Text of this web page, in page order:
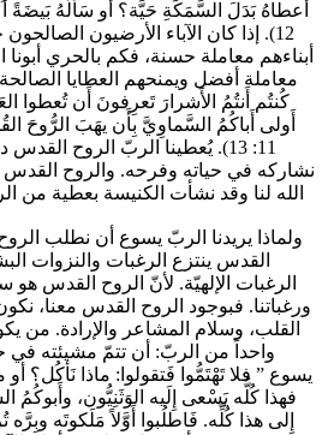
12). إذا كان الآباء الأرضيون
أبناءهم معاملة حسنة، فكم بالحري أبونا
معاملة أفضل ويمنحهم العطايا
كُنتُم أَنتُمُ الأَشرارَ تَعرِفونَ أَن تُعطوا
أَولى أَباكُمُ السَّماوِيَّ بِأَن يهَبَ الرُّوحَ
11: 13). يُعطينا الربّ الروح
نشاركه في حياته وفرحه. والروح
الله لنا وقد نشأت الكنيسة بعطية من
ولماذا يريدنا الربّ يسوع أن نطلب
القدس ينتزع الرغبات والنزوات
الرغبات الإلهيّة. لأنّ الروح القدس هو
ورغباتنا. فبوجود الروح القدس معنا،
القلب، وسلام المشاعر والإرادة. من
واحداً من الربّ: أن تتمّ مشيئته في
يسوع ” فلا تَهْتَمُّوا فَتقولوا: ماذا نَأكُل؟
فهذا كُلُّه يَسْعى إِلَيه الوَثَنِيُّون، وأَبوكُمُ